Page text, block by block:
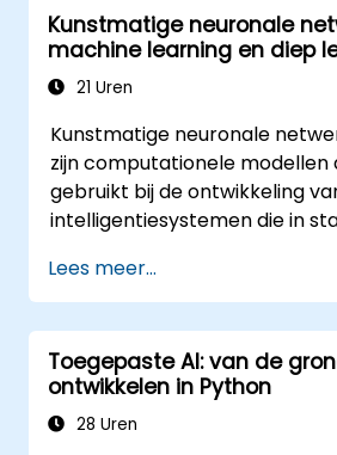
redenering onder
verschillende vormen van
daarnaast aandacht voor
manager of architect hoe u
transformatie door AI kunt
nieuwe technologische
evalueren en praktische
oplossingen integreren om de
Kunstmatige neuronale
machine learning en diep
21 Uren
Kunstmatige neuronale
zijn computationele modellen
gebruikt bij de ontwikkeling
intelligentiesystemen die in
netwerken vinden veel
learning-toepassingen, die
vorm van kunstmatige
leren is zelfs een onderdeel
learning.
Lees meer...
Toegepaste AI: van de
ontwikkelen in Python
28 Uren